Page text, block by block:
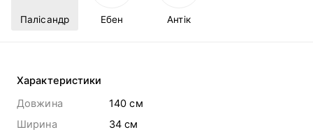
Палісандр Ебен Антік
Характеристики
Довжина
140 cм
Ширина
34 cм